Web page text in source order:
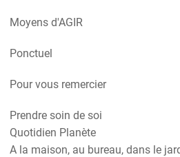
Moyens d'AGIR
Ponctuel
Pour vous remercier
Prendre soin de soi
Quotidien Planète
A la maison, au bureau, dans le